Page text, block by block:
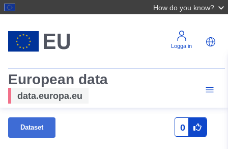
How do you know?
Logga in
European data
data.europa.eu
Dataset 0